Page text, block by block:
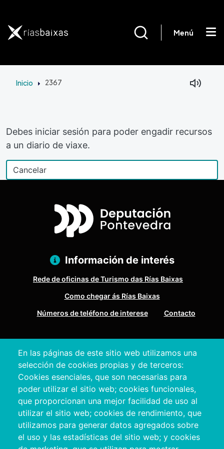
Menú
Inicio 2367
Debes iniciar sesión para poder engadir recursos
a un diario de viaxe.
En las páginas de este sitio web utilizamos una
selección de cookies propias y de terceros:
Cookies esenciales, que son necesarias para
poder utilizar el sitio web; cookies funcionales,
que proporcionan una mejor facilidad de uso al
utilizar el sitio web; cookies de rendimiento, que
utilizamos para generar datos agregados sobre
el uso y las estadísticas del sitio web; y cookies
Información de interés
Rede de oficinas de Turismo das Rías Baixas
Como chegar ás Rías Baixas
Números de teléfono de interese
Contacto
Pontevedra
+34 986 804 100 | +34 986 804 124